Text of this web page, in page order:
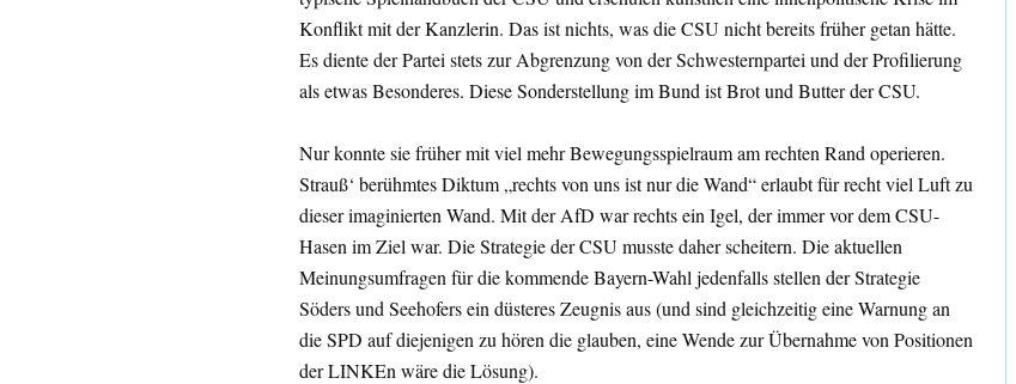
Konflikt mit der Kanzlerin. Das ist nichts, was die CSU nicht bereits früher getan hätte.
Es diente der Partei stets zur Abgrenzung von der Schwesternpartei und der Profilierung
als etwas Besonderes. Diese Sonderstellung im Bund ist Brot und Butter der CSU.
Nur konnte sie früher mit viel mehr Bewegungsspielraum am rechten Rand operieren.
Strauß‘ berühmtes Diktum „rechts von uns ist nur die Wand“ erlaubt für recht viel Luft zu
dieser imaginierten Wand. Mit der AfD war rechts ein Igel, der immer vor dem CSU-
Hasen im Ziel war. Die Strategie der CSU musste daher scheitern. Die aktuellen
Meinungsumfragen für die kommende Bayern-Wahl jedenfalls stellen der Strategie
Söders und Seehofers ein düsteres Zeugnis aus (und sind gleichzeitig eine Warnung an
die SPD auf diejenigen zu hören die glauben, eine Wende zur Übernahme von Positionen
der LINKEn wäre die Lösung).